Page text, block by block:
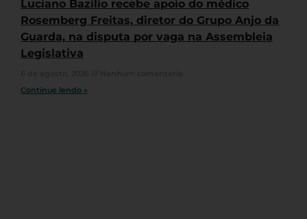
Luciano Bazilio recebe apoio do médico
Rosemberg Freitas, diretor do Grupo Anjo da
Guarda, na disputa por vaga na Assembleia
Legislativa
Continue lendo »